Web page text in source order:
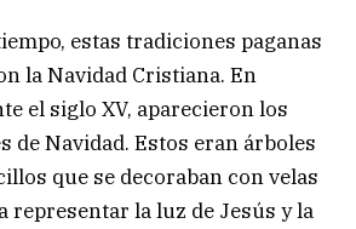
estas tradiciones paganas
la Navidad Cristiana. En
el siglo XV, aparecieron los
de Navidad. Estos eran árboles
que se decoraban con velas
representar la luz de Jesús y la